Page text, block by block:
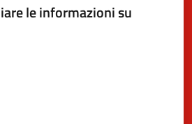
le informazioni su